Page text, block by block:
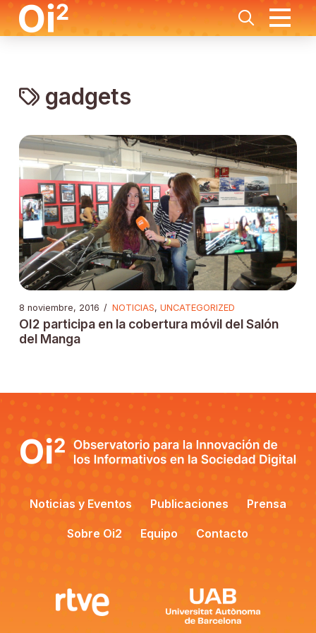
gadgets
8 noviembre, 2016 / NOTICIAS, UNCATEGORIZED
OI2 participa en la cobertura móvil del Salón
del Manga
Noticias y Eventos Publicaciones Prensa
Sobre Oi2 Equipo Contacto